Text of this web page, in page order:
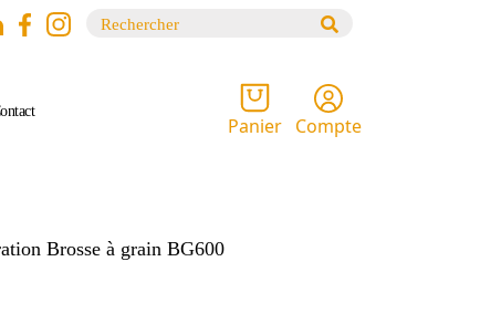
Recherche
Panier Compte
Brosse à grain BG600